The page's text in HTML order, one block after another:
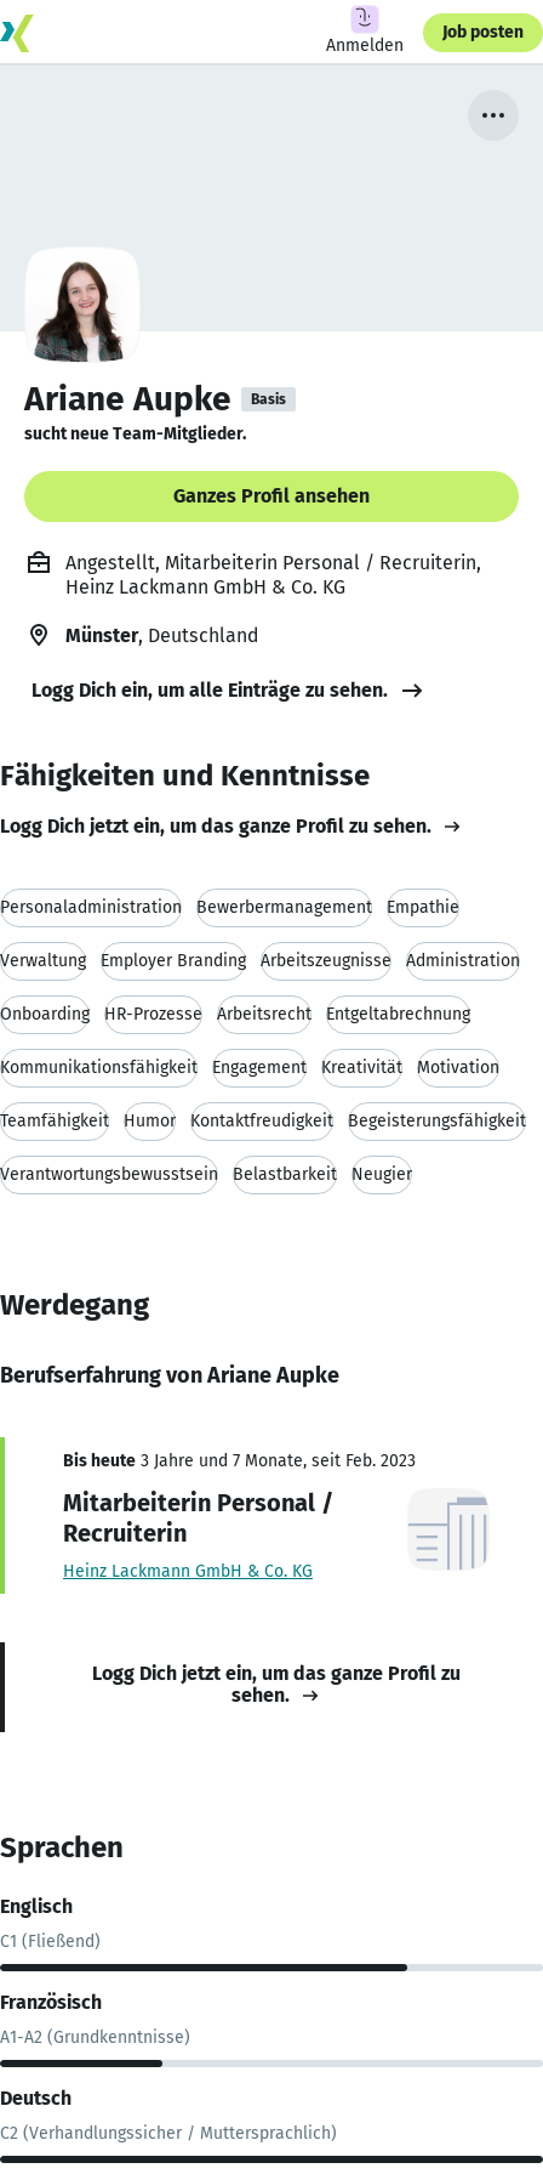
Anmelden
Job posten
Ariane Aupke Basis
sucht neue Team-Mitglieder.
Ganzes Profil ansehen
Angestellt, Mitarbeiterin Personal / Recruiterin,
Heinz Lackmann GmbH & Co. KG
Münster, Deutschland
Logg Dich ein, um alle Einträge zu sehen.
Fähigkeiten und Kenntnisse
Logg Dich jetzt ein, um das ganze Profil zu sehen.
Personaladministration Bewerbermanagement Empathie
Verwaltung Employer Branding Arbeitszeugnisse Administration
Onboarding HR-Prozesse Arbeitsrecht Entgeltabrechnung
Kommunikationsfähigkeit Engagement Kreativität Motivation
Teamfähigkeit Humor Kontaktfreudigkeit Begeisterungsfähigkeit
Verantwortungsbewusstsein Belastbarkeit Neugier
Werdegang
Berufserfahrung von Ariane Aupke
Bis heute 3 Jahre und 7 Monate, seit Feb. 2023
Mitarbeiterin Personal /
Recruiterin
Heinz Lackmann GmbH & Co. KG
Logg Dich jetzt ein, um das ganze Profil zu
sehen.
Sprachen
Englisch
C1 (Fließend)
Französisch
A1-A2 (Grundkenntnisse)
Deutsch
C2 (Verhandlungssicher / Muttersprachlich)